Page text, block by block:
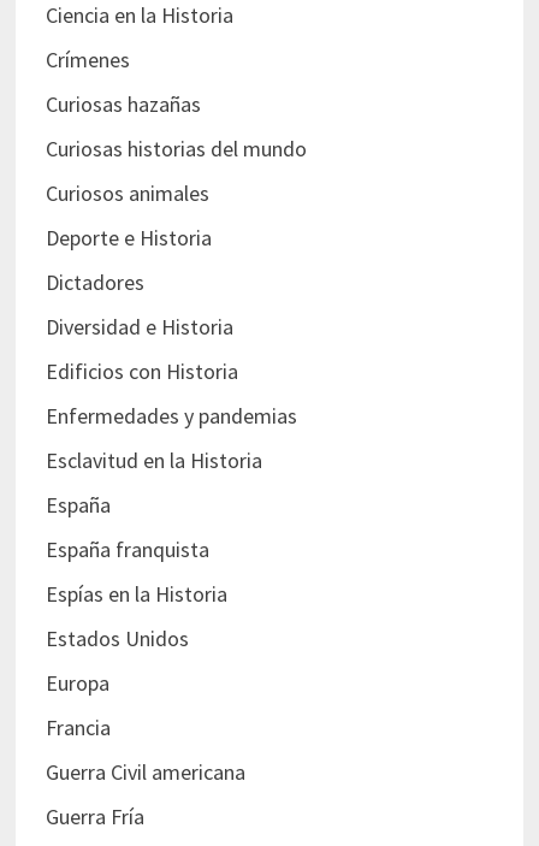
Ciencia en la Historia
Crímenes
Curiosas hazañas
Curiosas historias del mundo
Curiosos animales
Deporte e Historia
Dictadores
Diversidad e Historia
Edificios con Historia
Enfermedades y pandemias
Esclavitud en la Historia
España
España franquista
Espías en la Historia
Estados Unidos
Europa
Francia
Guerra Civil americana
Guerra Fría